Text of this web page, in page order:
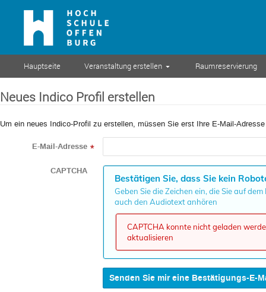
Hauptseite Veranstaltung erstellen Raumreservierung
Neues Indico Profil erstellen
Um ein neues Indico-Profil zu erstellen, müssen Sie erst Ihre E-Mail-
E-Mail-Adresse *
CAPTCHA
Bestätigen Sie, dass Sie kein
Geben Sie die Zeichen ein, die Sie auf
auch den Audiotext anhören
CAPTCHA konnte nicht geladen
aktualisieren